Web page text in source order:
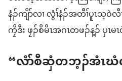
နံၣ်​ကျိာ်​လၢ လွံၢ်​နံၣ်​အတီၢ်ပူၤ​သ့ဝဲ​
ကၠိ​ဒီး ဖၠၣ်စိမိၤ​အဂၤ​တဖၣ်​န့ၣ် ပှၤ​
“လံာ်စီဆှံ​တဘ့ၣ်​အံၤ​ဃံ